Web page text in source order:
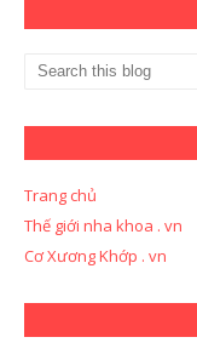
Trang chủ
Thế giới nha khoa . vn
Cơ Xương Khớp . vn